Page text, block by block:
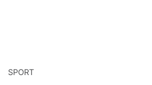
SPORT